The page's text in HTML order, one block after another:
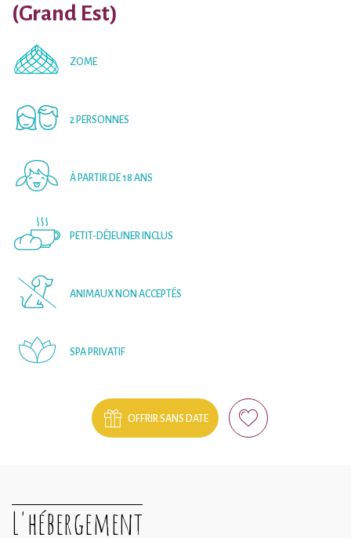
(Grand Est)
ZOME
2 PERSONNES
À PARTIR DE 18 ANS
PETIT-DÉJEUNER INCLUS
ANIMAUX NON ACCEPTÉS
SPA PRIVATIF
OFFRIR SANS DATE
L'hébergement